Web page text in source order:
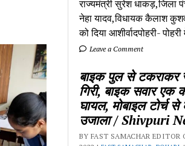
राज्यमंत्री सुरेश धाकड़,जिला
नेहा यादव,विधायक कैलाश
को दिया आशीर्वादपोहरी-
Leave a Comment
बाइक पुल से टकराकर
गिरी, बाइक सवार एक
घायल, मोबाइल टोर्च
उजाला / Shivpuri
BY FAST SAMACHAR EDITOR